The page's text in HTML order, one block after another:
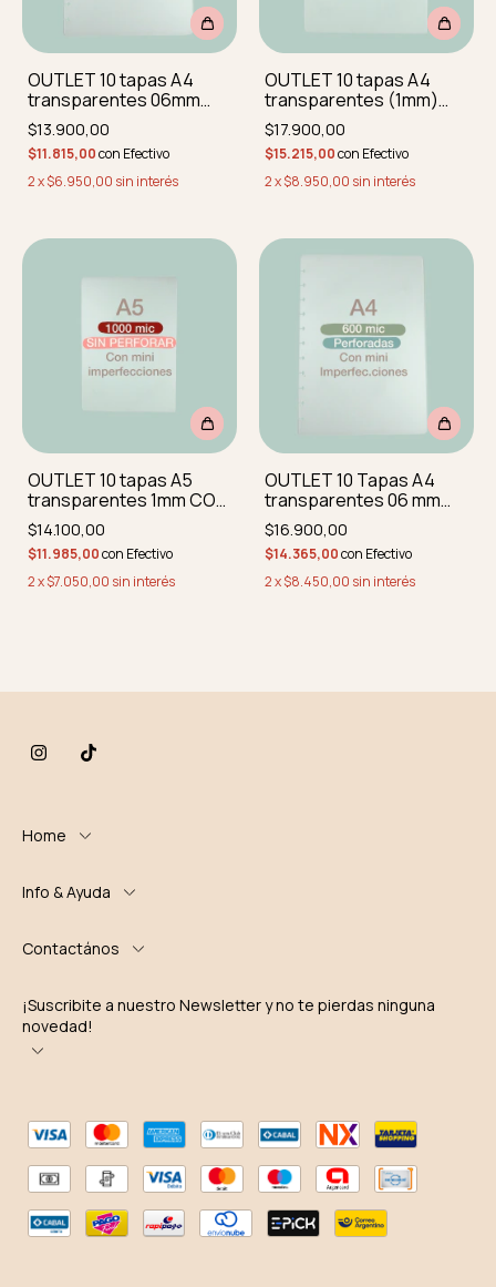
OUTLET 10 tapas A4
transparentes 06mm
CON MINI
IMPERFECCIONES
REDOND SIN PERF
$13.900,00
$11.815,00con Efectivo
2x$6.950,00 sin interés
OUTLET 10 tapas A4
transparentes (1mm)
CON MINI
IMPERFECCIONES SIN
PERFORAR
$17.900,00
$15.215,00con Efectivo
2x$8.950,00 sin interés
OUTLET 10 tapas A5
transparentes 1mm CON
MINI IMPERFEC
PERFORADAS Y REDON
$14.100,00
$11.985,00con Efectivo
2x$7.050,00 sin interés
OUTLET 10 Tapas A4
transparentes 06 mm
CON MINI IMPERF
perforadas y redond
$16.900,00
$14.365,00con Efectivo
2x$8.450,00 sin interés
Home
Info & Ayuda
Contactános
¡Suscribite a nuestro Newsletter y no te pierdas ninguna
novedad!